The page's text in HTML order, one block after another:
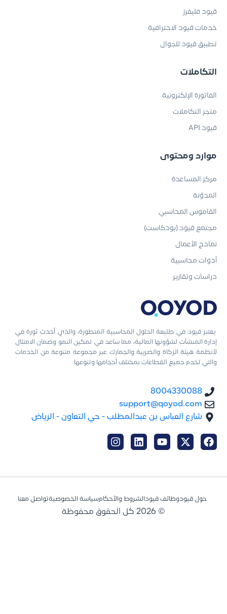
يعتبر قيود في طليعة الحلول المحاسبية المتطورة، والذي أحدث ثورة في
إدارة المنشآت لشؤونها المالية، مما ساعد في تمكين النمو وضمان الامتثال
لأنظمة هيئة الزكاة والضريبة والجمارك عبر مجموعة متنوعة من الخدمات
والتي تخدم جميع القطاعات بمختلف أحجامها وتنوعها.
8004330088
support@qoyod.com
شارع العباس بن عبدالمطلب - حي التعاون - الرياض
قيود فليفرز
خدمات قيود الاحترافية
تطبيق قيود للجوال
التكاملات
الفاتورة الإلكترونية
متجر التكاملات
قيود API
موارد ومحتوى
مركز المساعدة
المدوّنة
القاموس المحاسبي
مجتمع قيود (بودكاست)
نماذج الأعمال
أدوات محاسبية
دراسات وتقارير
حول قيودوظائف قيود الشروط والأحكامسياسة الخصوصيةتواصل معنا
© 2026 كل الحقوق محفوظة